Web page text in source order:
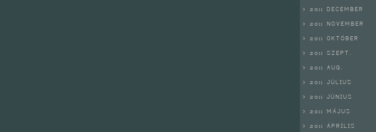
> 2011 DECEMBER
> 2011 NOVEMBER
> 2011 OKTÓBER
> 2011 SZEPT.
> 2011 AUG.
> 2011 JÚLIUS
> 2011 JÚNIUS
> 2011 MÁJUS
> 2011 ÁPRILIS